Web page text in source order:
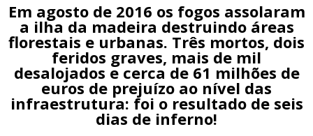
Em agosto de 2016 os fogos assolaram
a ilha da madeira destruindo áreas
florestais e urbanas. Três mortos, dois
feridos graves, mais de mil
desalojados e cerca de 61 milhões de
euros de prejuízo ao nível das
infraestrutura: foi o resultado de seis
dias de inferno!